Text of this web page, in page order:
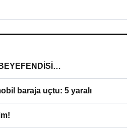
baraja uçtu: 5 yaralı